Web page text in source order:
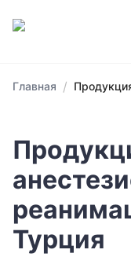
Главная /
Турция